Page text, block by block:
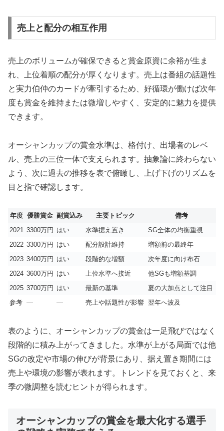
売上と配分の相互作用
売上のボリュームが確保できると賞金原資に余裕が生ま
れ、上位着順の配分が厚くなります。売上は番組の話題性
と実力伯仲のカードが牽引するため、好循環が働けば次年
度も賞金を維持または微増しやすく、安定的に魅力を提供
できます。
オーシャンカップの賞金水準は、格付け、出場者のレベ
ル、売上の三位一体で支えられます。抽象論に終わらない
よう、次に過去の推移を表で俯瞰し、上げ下げのリズムを
目と指で確認します。
年度 優勝賞金 副賞込み 主要トピック
備考
2021 3300万円 はい 水準据え置き
SG全体の均衡重視
2022 3300万円 はい 配分設計維持
増額前の最終年
2023 3400万円 はい 段階的な増額
次年度に向け布石
2024 3600万円 はい 上位水準へ接近
他SGも増額基調
2025 3700万円 はい 最新の基準
夏の大加点として注目
参考 — — 売上や話題性が影響 翌年へ波及
表のように、オーシャンカップの賞金は一足飛びではなく
段階的に積み上がってきました。水準が上がる局面では他
SGの改定や市場の伸びが背景にあり、据え置き期間には
売上や環境の影響が表れます。トレンドを見ておくと、来
季の微調整を読むヒントが得られます。
オーシャンカップの賞金を最大化する選手